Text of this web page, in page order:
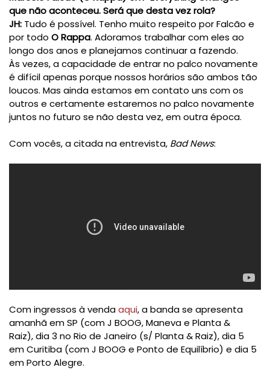
que não aconteceu.Seráquedestavezrola?
JH: Tudo é possível. Tenho muito respeito porFalcão e
por todo ORappa. Adoramos trabalhar com eles ao
longo dos anos e planejamos continuar a fazendo.
Às vezes, a capacidade de entrar no palco novamente
é difícil apenas porque nossos horários são ambos tão
loucos. Mas ainda estamos em contato uns com os
outros e certamente estaremos no palco novamente
juntos no futuro se não desta vez, em outra época.
Com vocês, a citada na entrevista, Bad News:
Com ingressos à vendaaqui, a banda se apresenta
amanhã em SP (comJ BOOG, Maneva e Planta &
Raiz),dia 3 no Rio de Janeiro (s/ Planta & Raiz), dia 5
em Curitiba (comJ BOOG e Ponto de Equilíbrio) e dia 5
em Porto Alegre.